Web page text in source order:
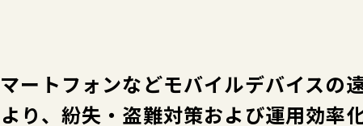
ートフォンなどモバイルデバイスの
り、紛失・盗難対策および運用効率